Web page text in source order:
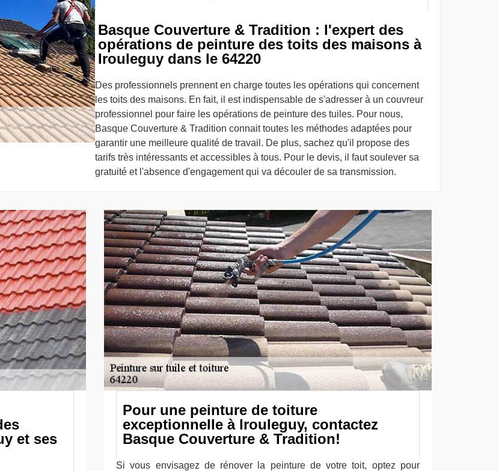
Basque Couverture & Tradition : l'expert des
opérations de peinture des toits des maisons à
Irouleguy dans le 64220
Des professionnels prennent en charge toutes les opérations qui concernent
les toits des maisons. En fait, il est indispensable de s'adresser à un couvreur
professionnel pour faire les opérations de peinture des tuiles. Pour nous,
Basque Couverture & Tradition connait toutes les méthodes adaptées pour
garantir une meilleure qualité de travail. De plus, sachez qu'il propose des
tarifs très intéressants et accessibles à tous. Pour le devis, il faut soulever sa
gratuité et l'absence d'engagement qui va découler de sa transmission.
et ses
Pour une peinture de toiture
exceptionnelle à Irouleguy, contactez
Basque Couverture & Tradition!
Si vous envisagez de rénover la peinture de votre toit, optez pour